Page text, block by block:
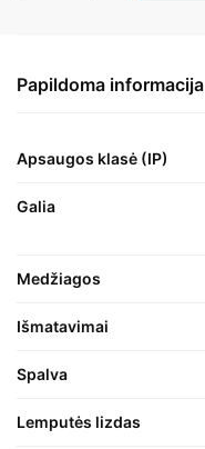
Papildoma informacija
Apsaugos klasė (IP)
Galia
Medžiagos
Išmatavimai
Spalva
Lemputės lizdas